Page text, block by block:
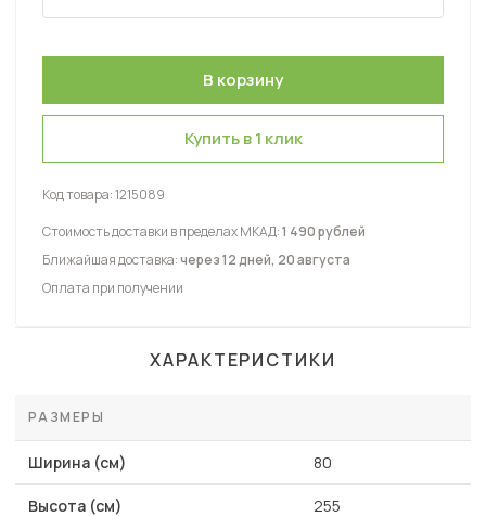
Купить в 1 клик
Код товара:1215089
Стоимость доставки в пределах МКАД:1 490 рублей
Ближайшая доставка:через 12 дней, 20 августа
Оплата при получении
ХАРАКТЕРИСТИКИ
РАЗМЕРЫ
Ширина (см) 80
Высота (см) 255